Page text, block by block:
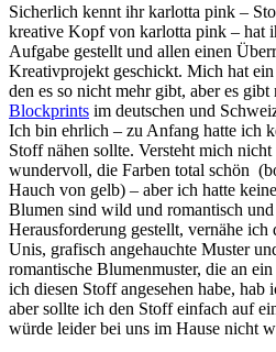
Sicherlich kennt ihr karlotta pink –
kreative Kopf von karlotta pink – hat
Aufgabe gestellt und allen einen
Kreativprojekt geschickt. Mich hat
den es so nicht mehr gibt, aber es
Blockprints im deutschen und
Ich bin ehrlich – zu Anfang hatte ich
Stoff nähen sollte. Versteht mich
wundervoll, die Farben total schön
Hauch von gelb) – aber ich hatte
Blumen sind wild und romantisch
Herausforderung gestellt, vernähe ich
Unis, grafisch angehauchte Muster
romantische Blumenmuster, die an
ich diesen Stoff angesehen habe, hab
aber sollte ich den Stoff einfach auf
würde leider bei uns im Hause nicht